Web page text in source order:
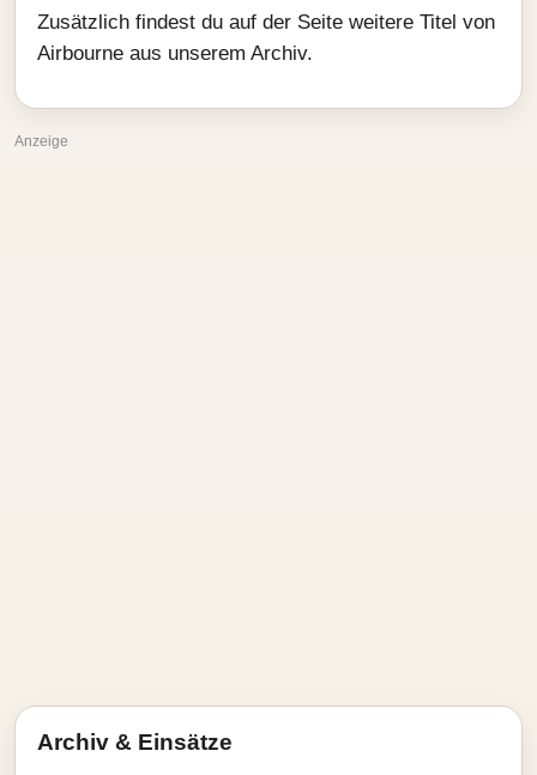
Zusätzlich findest du auf der Seite weitere Titel von
Airbourne aus unserem Archiv.
Anzeige
Archiv & Einsätze